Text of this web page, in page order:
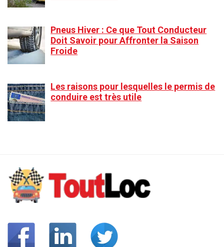
Pneus Hiver : Ce que Tout Conducteur
Doit Savoir pour Affronter la Saison
Froide
Les raisons pour lesquelles le permis de
conduire est très utile